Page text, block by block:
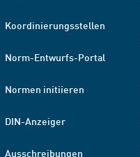
Koordinierungsstellen
Norm-Entwurfs-Portal
Normen initiieren
DIN-Anzeiger
Ausschreibungen